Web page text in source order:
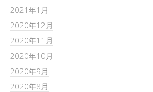
2021年1月
2020年12月
2020年11月
2020年10月
2020年9月
2020年8月